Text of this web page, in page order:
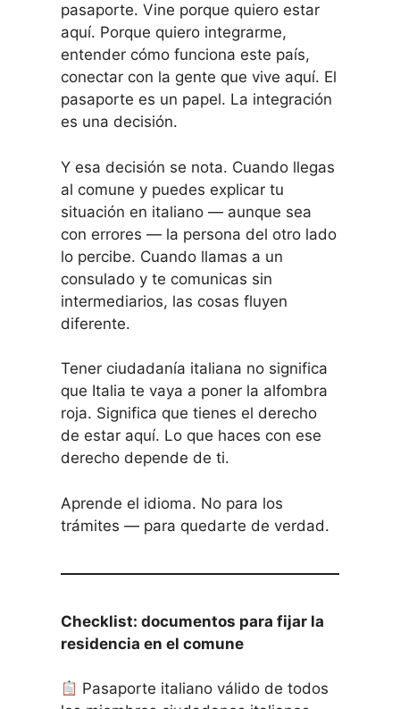
pasaporte. Vine porque quiero estar
aquí. Porque quiero integrarme,
entender cómo funciona este país,
conectar con la gente que vive aquí. El
pasaporte es un papel. La integración
es una decisión.
Y esa decisión se nota. Cuando llegas
al comune y puedes explicar tu
situación en italiano — aunque sea
con errores — la persona del otro lado
lo percibe. Cuando llamas a un
consulado y te comunicas sin
intermediarios, las cosas fluyen
diferente.
Tener ciudadanía italiana no significa
que Italia te vaya a poner la alfombra
roja. Significa que tienes el derecho
de estar aquí. Lo que haces con ese
derecho depende de ti.
Aprende el idioma. No para los
trámites — para quedarte de verdad.
Checklist: documentos para fijar la
residencia en el comune
Pasaporte italiano válido de todos